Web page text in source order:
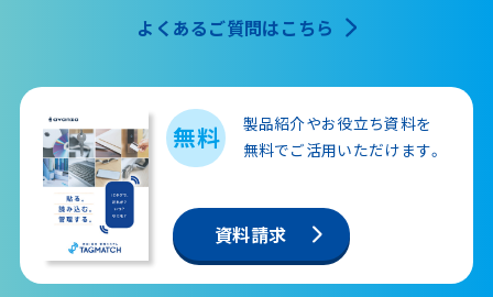
よくあるご質問はこちら
無料
製品紹介やお役立ち資料を
無料でご活用いただけます。
資料請求